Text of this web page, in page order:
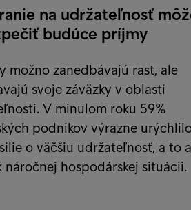
na udržateľnosť
budúce príjmy
možno zanedbávajú rast, ale
svoje záväzky v oblasti
V minulom roku 59%
podnikov výrazne
o väčšiu udržateľnosť, a to
náročnej hospodárskej situácii.